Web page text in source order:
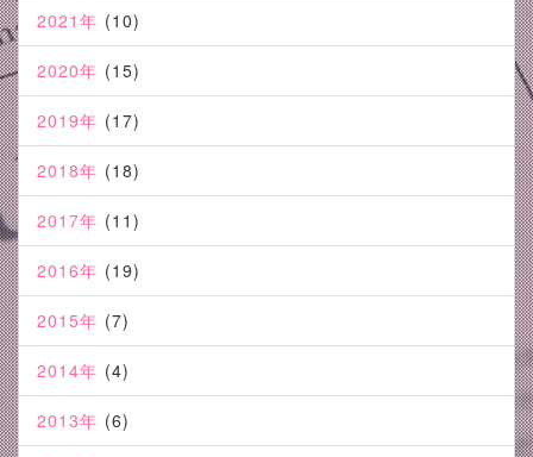
2021年 (10)
2020年 (15)
2019年 (17)
2018年 (18)
2017年 (11)
2016年 (19)
2015年 (7)
2014年 (4)
2013年 (6)